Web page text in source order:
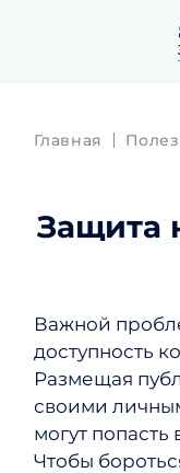
КЕЙСЫ
Главная
Защита
Важной
доступность
Размещая
своими
могут
Чтобы